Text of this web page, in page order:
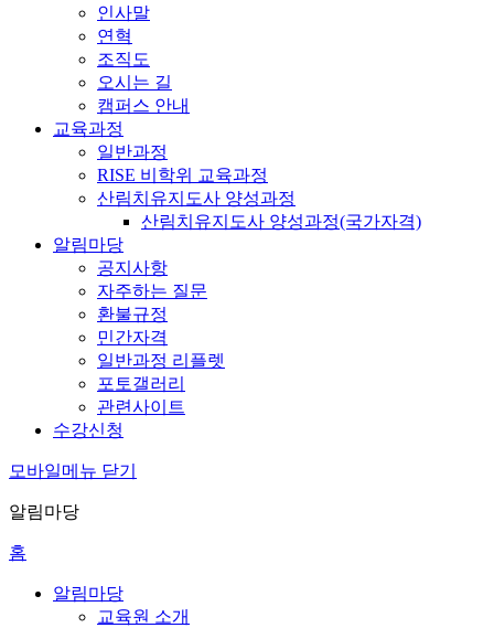
인사말
연혁
조직도
오시는 길
캠퍼스 안내
교육과정
일반과정
RISE 비학위 교육과정
산림치유지도사 양성과정
산림치유지도사 양성과정(국가자격)
알림마당
공지사항
자주하는 질문
환불규정
민간자격
일반과정 리플렛
포토갤러리
관련사이트
수강신청
모바일메뉴 닫기
알림마당
홈
알림마당
교육원 소개